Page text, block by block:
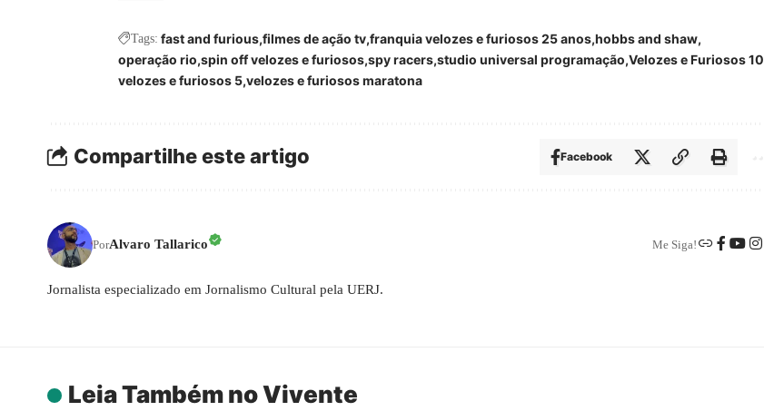
Tags: fast and furious filmes de ação tv franquia velozes e furiosos 25 anos hobbs and shaw
operação rio spin off velozes e furiosos spy racers studio universal programação Velozes e Furiosos 10
velozes e furiosos 5 velozes e furiosos maratona
Compartilhe este artigo Facebook
PorAlvaro Tallarico Me Siga!
Jornalista especializado em Jornalismo Cultural pela UERJ.
Leia Também no Vivente